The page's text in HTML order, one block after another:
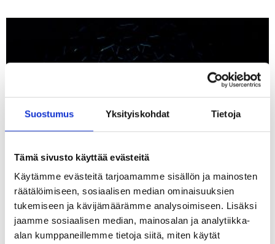
Suostumus Yksityiskohdat Tietoja
Tämä sivusto käyttää evästeitä
Käytämme evästeitä tarjoamamme sisällön ja mainosten
räätälöimiseen, sosiaalisen median ominaisuuksien
tukemiseen ja kävijämäärämme analysoimiseen. Lisäksi
jaamme sosiaalisen median, mainosalan ja analytiikka-
alan kumppaneillemme tietoja siitä, miten käytät